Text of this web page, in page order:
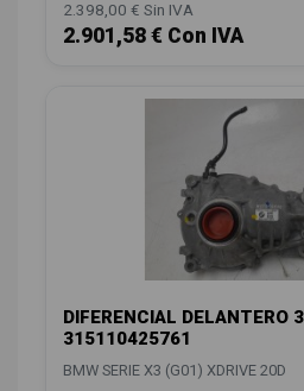
2.398,00 € Sin IVA
2.901,58 € Con IVA
DIFERENCIAL DELANTERO
315110425761
BMW SERIE X3 (G01) XDRIVE 20D